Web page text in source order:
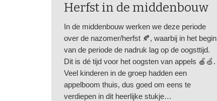
Herfst in de middenbouw
In de middenbouw werken we deze periode
over de nazomer/herfst 🍂, waarbij in het begin
van de periode de nadruk lag op de oogsttijd.
Dit is dé tijd voor het oogsten van appels 🍎🍏.
Veel kinderen in de groep hadden een
appelboom thuis, dus goed om eens te
verdiepen in dit heerlijke stukje…